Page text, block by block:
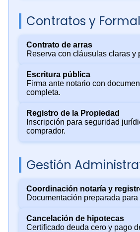
Contratos y
Contrato de arras
Reserva con cláusulas claras y
Escritura pública
Firma ante notario con
completa.
Registro de la Propiedad
Inscripción para seguridad
comprador.
Gestión
Coordinación notaría y
Documentación preparada para
Cancelación de hipotecas
Certificado deuda cero y pago